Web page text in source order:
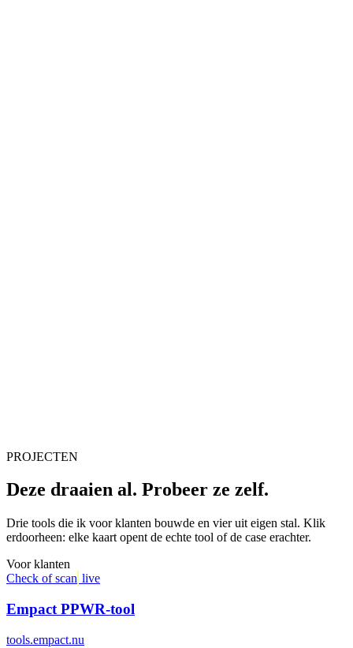
PROJECTEN
Deze draaien al. Probeer ze zelf.
Drie tools die ik voor klanten bouwde en vier uit eigen stal. Klik
erdoorheen: elke kaart opent de echte tool of de case erachter.
Voor klanten
Check of scan live
Empact PPWR-tool
tools.empact.nu